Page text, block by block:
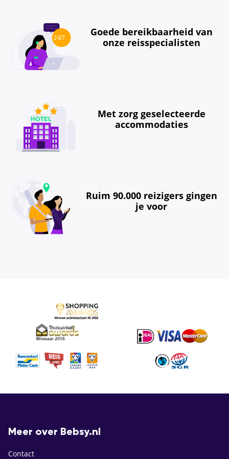
Goede bereikbaarheid van
onze reisspecialisten
Met zorg geselecteerde
accommodaties
Ruim 90.000 reizigers gingen
je voor
Meer over Bebsy.nl
Contact